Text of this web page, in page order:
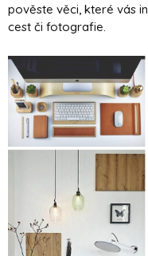
pověste věci, které vás
cest či fotografie.